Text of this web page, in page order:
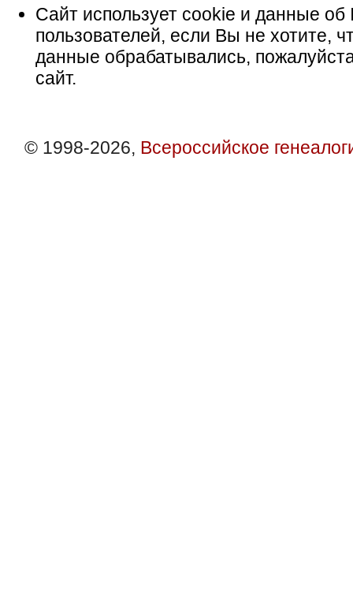
Сайт использует cookie и данные об
пользователей, если Вы не хотите,
данные обрабатывались,
сайт.
© 1998-2026, Всероссийское